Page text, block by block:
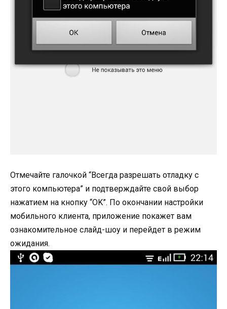
Отмечайте галочкой “Всегда разрешать отладку с
этого компьютера” и подтверждайте свой выбор
нажатием на кнопку “OK”. По окончании настройки
мобильного клиента, приложение покажет вам
ознакомительное слайд-шоу и перейдет в режим
ожидания.